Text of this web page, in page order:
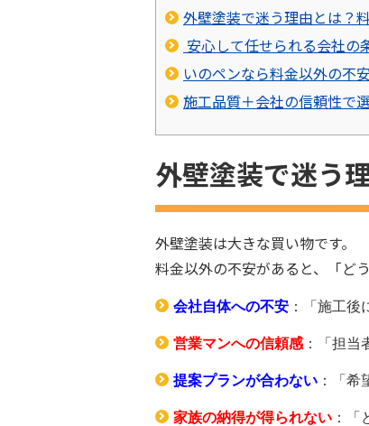
外壁塗装で迷う理由とは？
安心して任せられる会社の
いのペンなら料金以外の不
施工品質＋会社の信頼性で
外壁塗装で迷う
外壁塗装は大きな買い物です。
料金以外の不安があると、「ど
会社自体への不安 ：「施工後
営業マンへの信頼感 ：「担当
提案プランが合わない ：「希
家族の納得が得られない ：「